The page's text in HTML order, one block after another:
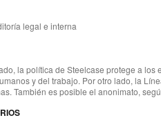
legal e interna
la política de Steelcase protege a
y del trabajo. Por otro lado, la
También es posible el anonimato,